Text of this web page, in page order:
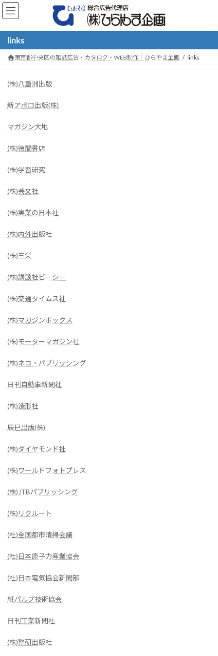
コ
ン
ン
ナ
ビ
ー
links
東京都中央区の雑誌広告・カタログ・WEB制作｜ひらやま企画 links
(株)八重洲出版
新アポロ出版(株)
マガジン大地
(株)徳間書店
(株)学習研究
(株)芸文社
(株)実業の日本社
(株)内外出版社
(株)三栄
(株)講談社ビーシー
(株)交通タイムス社
(株)マガジンボックス
(株)モーターマガジン社
(株)ネコ・パブリッシング
日刊自動車新聞社
(株)造形社
辰巳出版(株)
(株)ダイヤモンド社
(株)ワールドフォトプレス
(株)JTBパブリッシング
(株)リクルート
(社)全国都市清掃会議
(社)日本原子力産業協会
(社)日本電気協会新聞部
紙パルプ技術協会
日刊工業新聞社
(株)整研出版社